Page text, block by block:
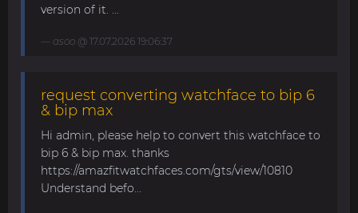
version of it. ...
asoo @ 17.07.2026 19:06:37
request converting watchface to bip 6
& bip max
Hi admin, please help to convert this watchface to
bip 6 & bip max. thanks
https://amazfitwatchfaces.com/gts/view/10810
Understand befo...